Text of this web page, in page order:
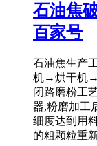
石油焦
百家号
石油焦生产
机→烘干机→
闭路磨粉工
器,粉磨加工
细度达到用
的粗颗粒重